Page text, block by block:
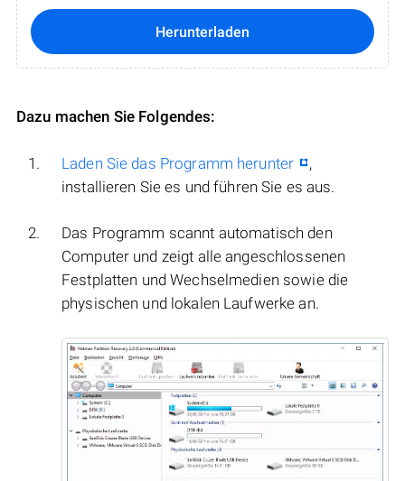
Herunterladen
Dazu machen Sie Folgendes:
Laden Sie das Programm herunter
,
installieren Sie es und führen Sie es aus.
Das Programm scannt automatisch den
Computer und zeigt alle angeschlossenen
Festplatten und Wechselmedien sowie die
physischen und lokalen Laufwerke an.